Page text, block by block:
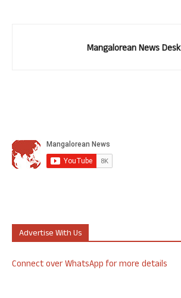
Mangalorean News Desk
Advertise With Us
Connect over WhatsApp for more details